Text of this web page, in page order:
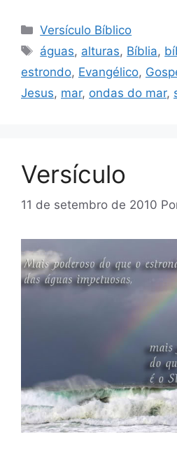
Categorias
Versículo Bíblico
Tags
águas, alturas, Bíblia,
estrondo, Evangélico,
Jesus, mar, ondas do mar,
Versículo
11 de setembro de 2010